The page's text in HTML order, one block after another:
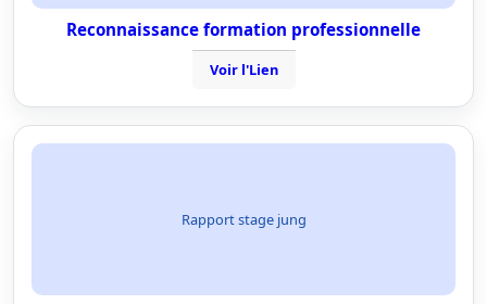
Reconnaissance formation professionnelle
Voir l'Lien
Rapport stage jung